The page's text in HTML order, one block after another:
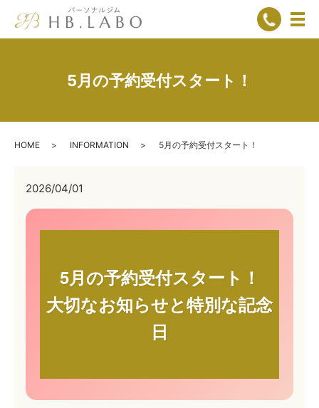
5月の予約受付スタート！
HOME INFORMATION 5月の予約受付スタート！
2026/04/01
5月の予約受付スタート！
大切なお知らせと特別な記念
日